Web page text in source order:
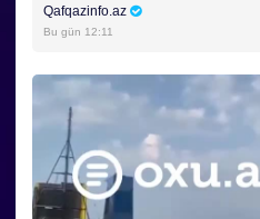
Qafqazinfo.az
Bu gün 12:11